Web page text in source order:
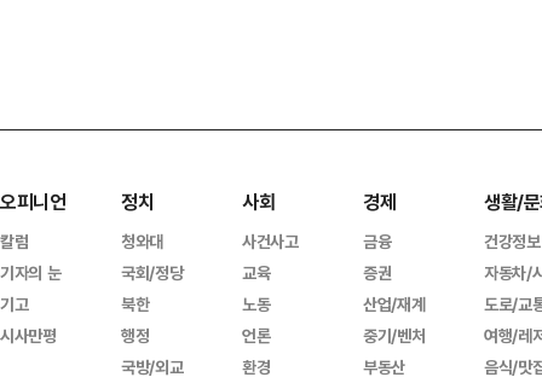
오피니언
칼럼
기자의 눈
기고
시사만평
정치
청와대
국회/정당
북한
행정
국방/외교
사회
사건사고
교육
노동
언론
환경
경제
금융
증권
산업/재계
중기/벤처
부동산
생활/
건강정보
자동차/
도로/교
여행/레
음식/맛